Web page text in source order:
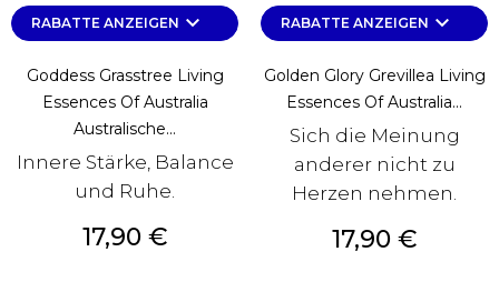
RABATTE ANZEIGEN keyboard_arrow_down
Goddess Grasstree Living
Essences Of Australia
Australische...
Innere Stärke, Balance
und Ruhe.
Preis
17,90 €
RABATTE ANZEIGEN keyboard_arrow_down
Golden Glory Grevillea Living
Essences Of Australia...
Sich die Meinung
anderer nicht zu
Herzen nehmen.
Preis
17,90 €